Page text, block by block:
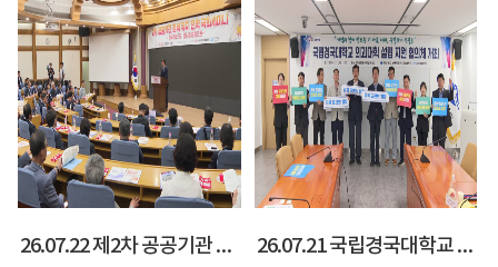
26.07.22 제2차 공공기관 경북 유치 전략 국회 세미나(화명석 경상북도 행정부지사) 26.07.21 국립경국대학교 의과대학 설립 지원 협력 간담회(황명석 행정부지사)